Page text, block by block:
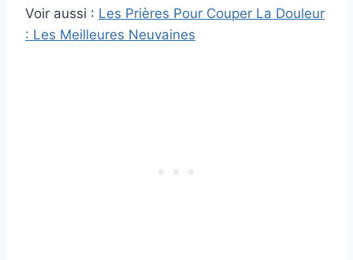
Voir aussi : Les Prières Pour Couper La Douleur
: Les Meilleures Neuvaines